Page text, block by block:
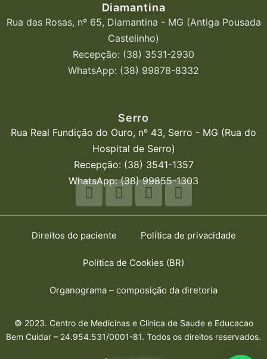
Diamantina
Rua das Rosas, nº 65, Diamantina - MG (Antiga Pousada
Castelinho)
Recepção: (38) 3531-2930
WhatsApp: (38) 99878-8332
Serro
Rua Real Fundição do Ouro, nº 43, Serro - MG (Rua do
Hospital de Serro)
Recepção: (38) 3541-1357
WhatsApp: (38) 99855-1303
Direitos do paciente Política de privacidade
Política de Cookies (BR)
Organograma – composição da diretoria
© 2023. Centro de Medicinas e Clinica de Saude e Educacao
Bem Cuidar – 24.954.531/0001-81. Todos os direitos reservados.